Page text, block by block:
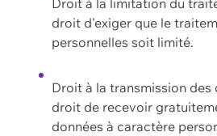
droit d'exiger que le
personnelles soit limité.
Droit à la transmission des
droit de recevoir
données à caractère